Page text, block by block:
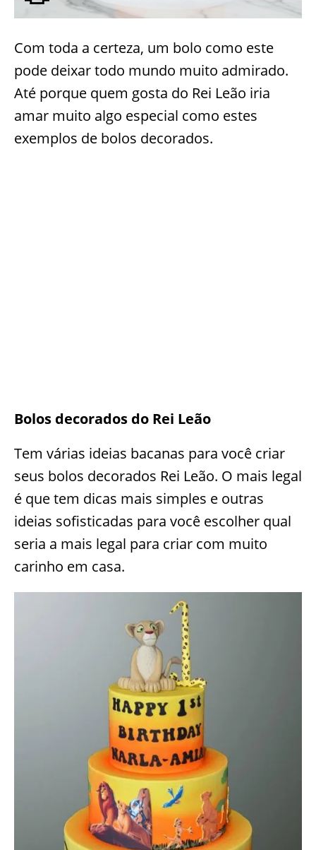
Com toda a certeza, um bolo como este
pode deixar todo mundo muito admirado.
Até porque quem gosta do Rei Leão iria
amar muito algo especial como estes
exemplos de bolos decorados.
Bolos decorados do Rei Leão
Tem várias ideias bacanas para você criar
seus bolos decorados Rei Leão. O mais legal
é que tem dicas mais simples e outras
ideias sofisticadas para você escolher qual
seria a mais legal para criar com muito
carinho em casa.